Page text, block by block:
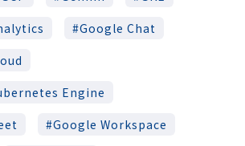
Google Chat
Engine
Google Workspace